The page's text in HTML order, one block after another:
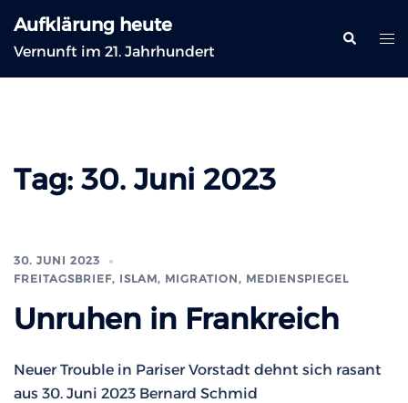
Inhalt
springen
Aufklärung heute
Vernunft im 21. Jahrhundert
Suche
Tag: 30. Juni 2023
30. JUNI 2023
FREITAGSBRIEF, ISLAM, MIGRATION, MEDIENSPIEGEL
Unruhen in Frankreich
Neuer Trouble in Pariser Vorstadt dehnt sich rasant
aus 30. Juni 2023 Bernard Schmid